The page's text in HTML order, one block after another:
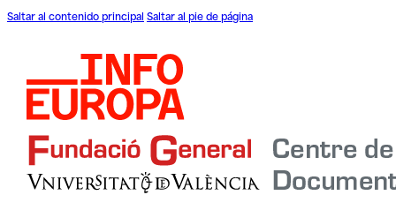
Saltar al contenido principal Saltar al pie de página